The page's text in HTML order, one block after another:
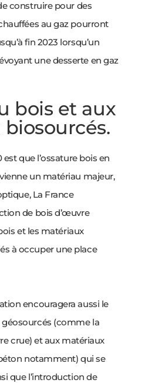
construire pour des
au gaz pourront
fin 2023 lorsqu’un
une desserte en gaz
bois et aux
est que l’ossature bois en
un matériau majeur,
La France
de bois d’œuvre
et les matériaux
à occuper une place
encouragera aussi le
(comme la
crue) et aux matériaux
notamment) qui se
que l’introduction de